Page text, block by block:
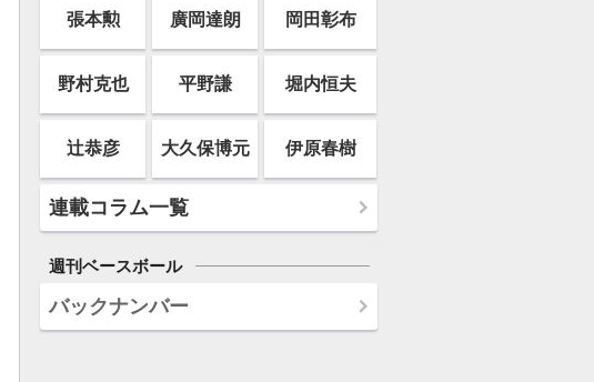
張本勲 廣岡達朗 岡田彰布
野村克也 平野謙 堀内恒夫
辻恭彦 大久保博元 伊原春樹
連載コラム一覧
週刊ベースボール
バックナンバー